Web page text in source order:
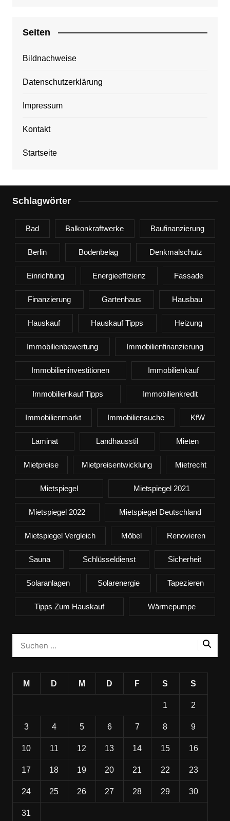
Seiten
Bildnachweise
Datenschutzerklärung
Impressum
Kontakt
Startseite
Schlagwörter
Bad Balkonkraftwerke Baufinanzierung
Berlin Bodenbelag Denkmalschutz
Einrichtung Energieeffizienz Fassade
Finanzierung Gartenhaus Hausbau
Hauskauf Hauskauf Tipps Heizung
Immobilienbewertung Immobilienfinanzierung
Immobilieninvestitionen Immobilienkauf
Immobilienkauf Tipps Immobilienkredit
Immobilienmarkt Immobiliensuche KfW
Laminat Landhausstil Mieten
Mietpreise Mietpreisentwicklung Mietrecht
Mietspiegel Mietspiegel 2021
Mietspiegel 2022 Mietspiegel Deutschland
Mietspiegel Vergleich Möbel Renovieren
Sauna Schlüsseldienst Sicherheit
Solaranlagen Solarenergie Tapezieren
Tipps Zum Hauskauf Wärmepumpe
M D M D F S S
1 2
3 4 5 6 7 8 9
10 11 12 13 14 15 16
17 18 19 20 21 22 23
24 25 26 27 28 29 30
31